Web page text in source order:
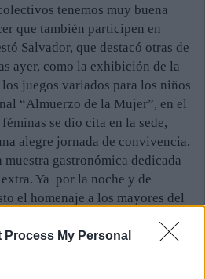
Process My Personal
tenemos muy buena
que también participen en
Salvador, que destacó otras de
ayer, como la exhibición de la
juegos variados para los niños
“Almuerzo de la Mujer”, en el
se dio cita en la sede,
alegre jornada de convivencia,
gastronómica dedicada
Ya por la noche y de
el homenaje a los mayores del
concursos, entre otras